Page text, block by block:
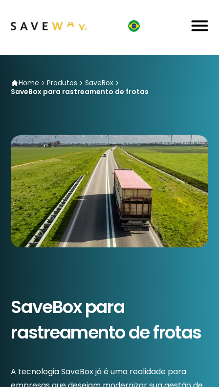
Home Produtos
SaveBox
SaveBox para rastreamento de frotas
SaveBox para
rastreamento de frotas
A tecnologia SaveBox já é uma realidade para